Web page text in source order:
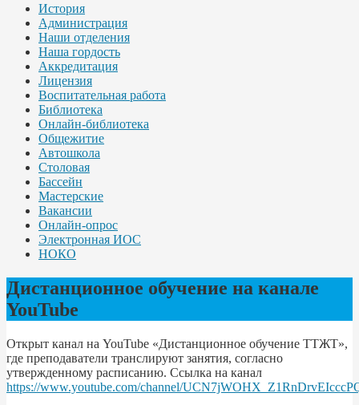
История
Администрация
Наши отделения
Наша гордость
Аккредитация
Лицензия
Воспитательная работа
Библиотека
Онлайн-библиотека
Общежитие
Автошкола
Столовая
Бассейн
Мастерские
Вакансии
Онлайн-опрос
Электронная ИОС
НОКО
Дистанционное обучение на канале
YouTube
Открыт канал на YouTube «Дистанционное обучение ТТЖТ»,
где преподаватели транслируют занятия, согласно
утвержденному расписанию. Ссылка на канал
https://www.youtube.com/channel/